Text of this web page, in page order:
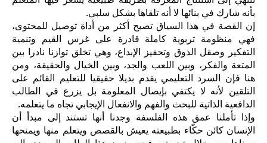
بأنه شارك في بنائها لا أنه تلقاها بشكل سلبي.
إن القصة في هذا السياق تصبح أكثر من أداة توصيل للمحتوى،
فهي منظومة تربوية كاملة قادرة على غرس القيم وتنمية
التفكير وصقل الذوق وتحفيز الإبداع، وهي تخلق توازنا نادرا بين
المتعة والفكر، وبين اللعب والجد، وبين الخيال والحقيقة، ومن
هنا فإن السرد التعليمي يقدم بديلا حقيقيا للتعليم القائم على
التلقين لأنه لا يكتفي بإيصال المعلومة بل يزرع في الطالب
الدافعية الذاتية للبحث والفهم والانفعال الإيجابي تجاه ما يتعلمه.
وإذا تأملنا عمق هذه الفلسفة وجدنا أنها تستند إلى مبدأ أن
الإنسان كائن حكّاء بطبيعته يعيش بالقصص ويتعلم منها ويمنحها